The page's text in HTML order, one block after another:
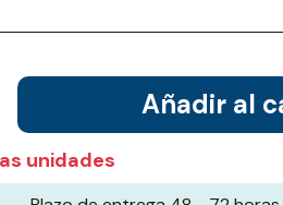
Añadir al
unidades